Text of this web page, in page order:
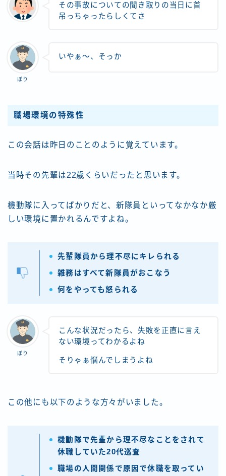
その事故についての聞き取りの当日に首
吊っちゃったらしくてさ
ぽり
いやぁ〜、そっか
職場環境の特殊性
この会話は昨日のことのように覚えています。
当時その先輩は22歳くらいだったと思います。
機動隊に入ってばかりだと、新隊員といってなかなか厳
しい環境に置かれるんですよね。
先輩隊員から理不尽にキレられる
雑務はすべて新隊員がおこなう
何をやっても怒られる
ぽり
こんな状況だったら、失敗を正直に言え
ない環境ってわかるよね
そりゃぁ悩んでしまうよね
この他にも以下のような方々がいました。
機動隊で先輩から理不尽なことをされて
休職していた20代巡査
職場の人間関係で原因で休職を取ってい